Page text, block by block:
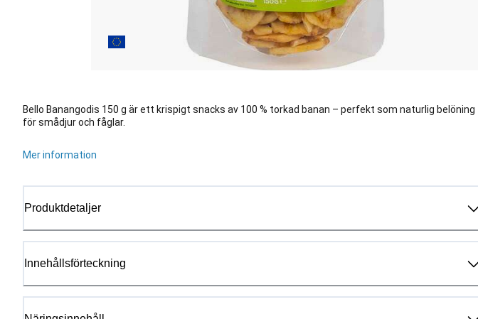
Bello Banangodis 150 g är ett krispigt snacks av 100 % torkad banan – perfekt som naturlig belöning
för smådjur och fåglar.
Mer information
Produktdetaljer
Innehållsförteckning